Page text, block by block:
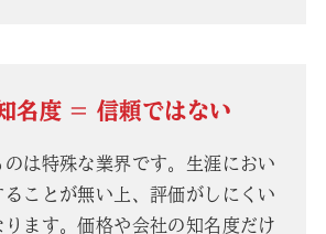
名度 = 信頼ではない
は特殊な業界です。生涯におい
ことが無い上、評価がしにくい
ます。価格や会社の知名度だけ